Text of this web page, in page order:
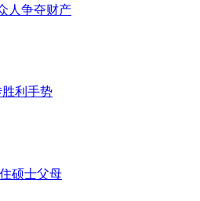
人争夺财产
利手势
硕士父母